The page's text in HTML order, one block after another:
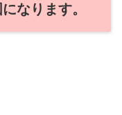
なります。